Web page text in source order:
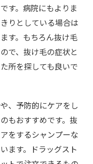
す。病院にもよりま
りとしている場合は
す。もちろん抜け毛
で、抜け毛の症状と
所を探しても良いで
、予防的にケアをし
もおすすめです。抜
をするシャンプーな
ます。ドラッグスト